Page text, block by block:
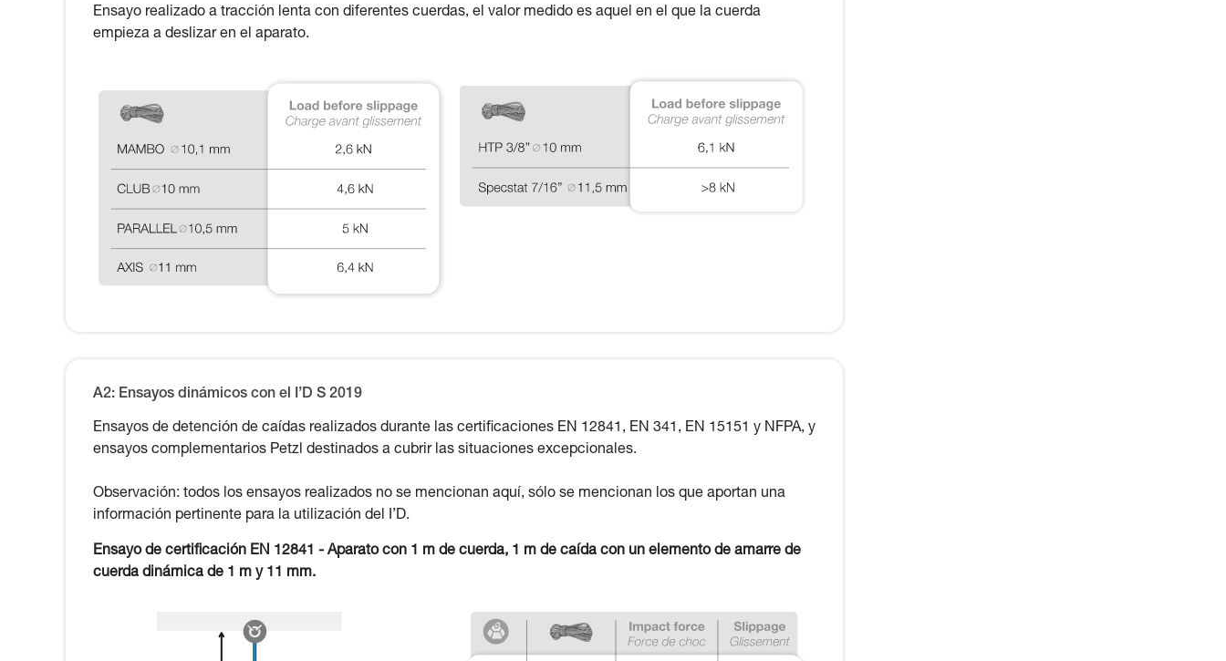
Ensayo realizado a tracción lenta con diferentes cuerdas, el valor medido es aquel en el que la cuerda
empieza a deslizar en el aparato.
A2: Ensayos dinámicos con el I’D S 2019
Ensayos de detención de caídas realizados durante las certificaciones EN 12841, EN 341, EN 15151 y NFPA, y
ensayos complementarios Petzl destinados a cubrir las situaciones excepcionales.
Observación: todos los ensayos realizados no se mencionan aquí, sólo se mencionan los que aportan una
información pertinente para la utilización del I’D.
Ensayo de certificación EN 12841 - Aparato con 1 m de cuerda, 1 m de caída con un elemento de amarre de
cuerda dinámica de 1 m y 11 mm.